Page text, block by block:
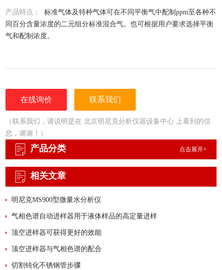
产品特点：标准气体及特种气体可在不同平衡气中配制ppm至各种不
同百分含量浓度的二元组分标准混合气。也可根据用户要求选择平衡
气和配制浓度。
在线询价 联系我们
（联系我们，请说明是在 北京明尼克分析仪器设备中心 上看到的信
息，谢谢！）
产品分类 点击展开+
相关文章
明尼克MS900型微量水分析仪
气相色谱自动进样器用于液体样品的高定量进样
顶空进样器可获得更好的效能
顶空进样器与气相色谱的配合
切割钝化不锈钢管步骤